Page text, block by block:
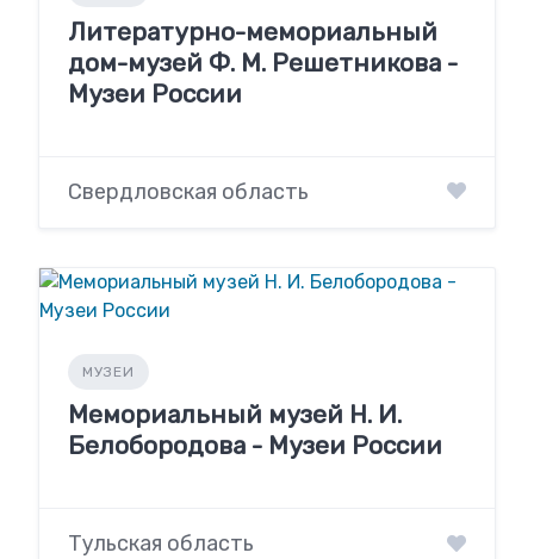
Литературно-мемориальный
дом-музей Ф. М. Решетникова -
Музеи России
Свердловская область
МУЗЕИ
Мемориальный музей Н. И.
Белобородова - Музеи России
Тульская область